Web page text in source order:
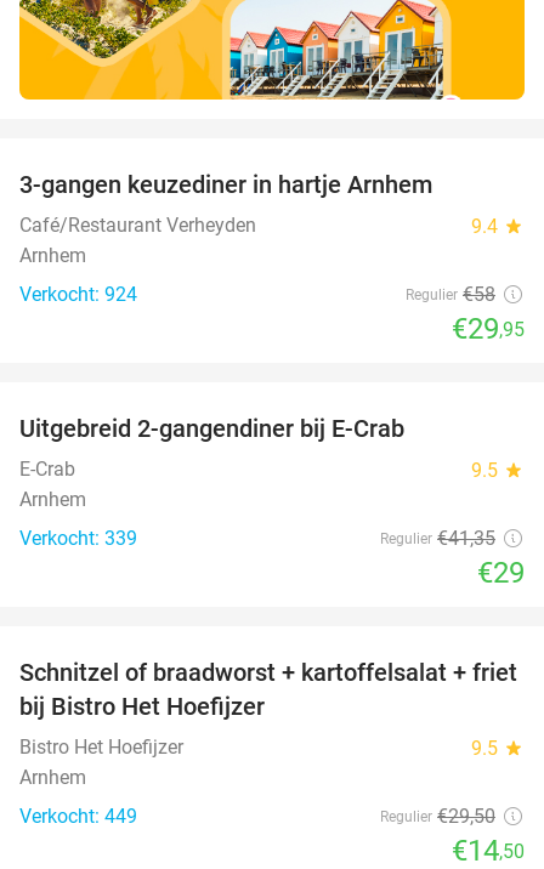
3-gangen keuzediner in hartje Arnhem
Café/Restaurant Verheyden 9.4 star
Arnhem
Verkocht: 924
Regulier €58
€29,95
Uitgebreid 2-gangendiner bij E-Crab
E-Crab 9.5 star
Arnhem
Verkocht: 339
Regulier €41,35
€29
51%
Schnitzel of braadworst + kartoffelsalat + friet
bij Bistro Het Hoefijzer
Bistro Het Hoefijzer 9.5 star
Arnhem
Verkocht: 449
Regulier €29,50
€14,50